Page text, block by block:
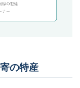
の特産